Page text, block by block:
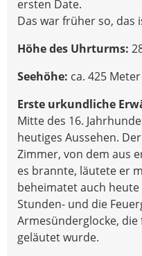
ersten Date.
Das war früher so, das
Höhe des Uhrturms:
Seehöhe: ca. 425
Erste urkundliche
Mitte des 16.
heutiges Aussehen.
Zimmer, von dem aus
es brannte, läutete er
beheimatet auch
Stunden- und die
Armesünderglocke,
geläutet wurde.